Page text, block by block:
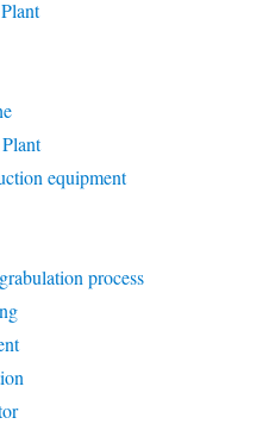
equipment
process